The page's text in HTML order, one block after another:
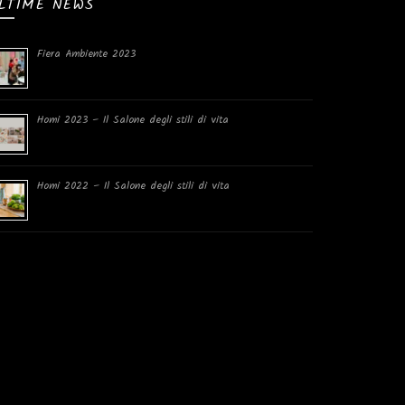
NEWS
Fiera Ambiente 2023
Homi 2023 – Il Salone degli stili di vita
Homi 2022 – Il Salone degli stili di vita